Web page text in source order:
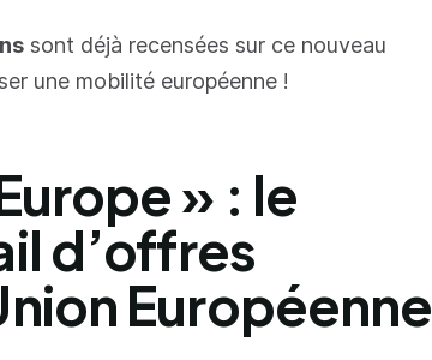
sont déjà recensées sur ce nouveau
une mobilité européenne !
» : le
d’offres
Européenne